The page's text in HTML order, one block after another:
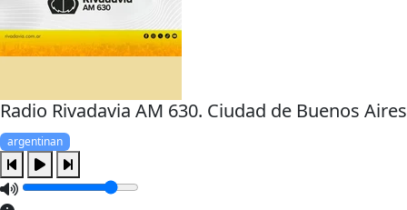
Radio Rivadavia AM 630. Ciudad de Buenos Aires
argentinan